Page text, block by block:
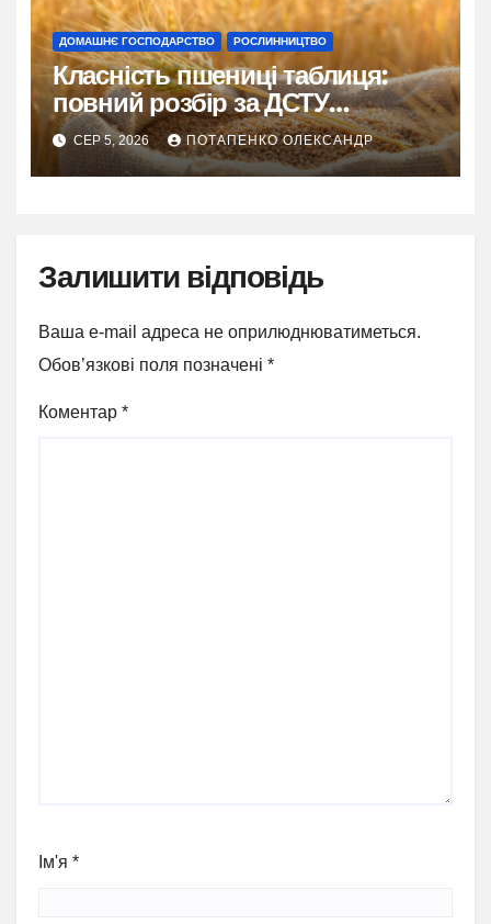
ДОМАШНЄ ГОСПОДАРСТВО РОСЛИННИЦТВО
Класність пшениці таблиця:
повний розбір за ДСТУ
3768:2019
СЕР 5, 2026 ПОТАПЕНКО ОЛЕКСАНДР
Залишити відповідь
Ваша e-mail адреса не оприлюднюватиметься.
Обов’язкові поля позначені *
Коментар *
Ім'я *